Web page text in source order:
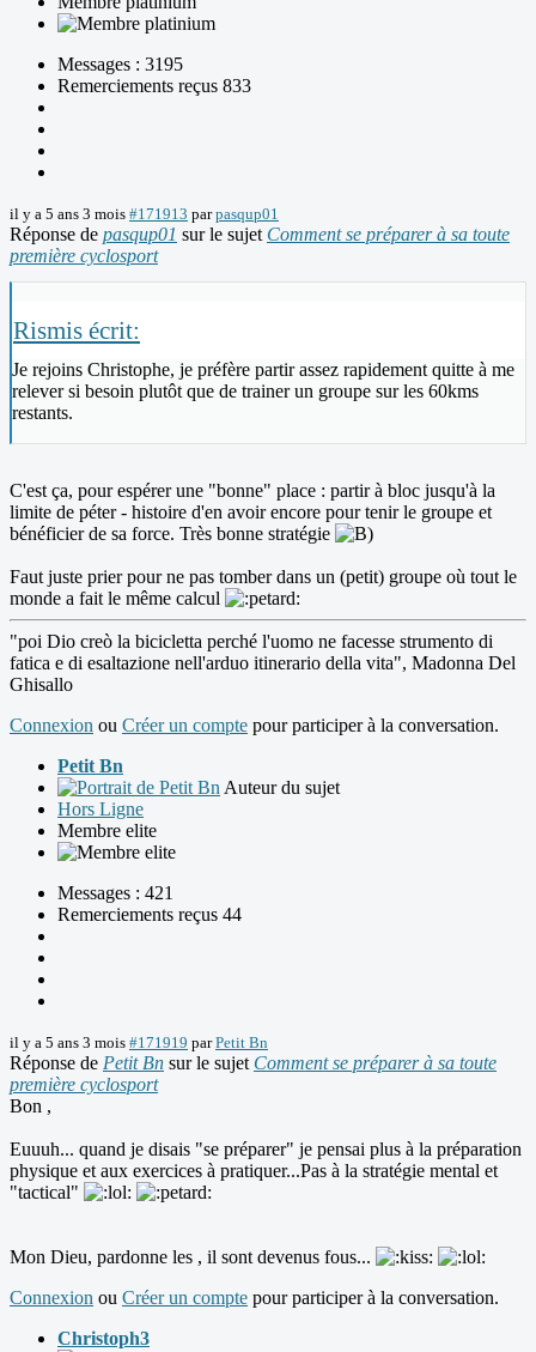
Messages : 3195
Remerciements reçus 833
il y a 5 ans 3 mois #171913 parpasqup01
Réponse de pasqup01 sur le sujet Comment se préparer à sa toute
première cyclosport
Rismis écrit:
Je rejoins Christophe, je préfère partir assez rapidement quitte à me
relever si besoin plutôt que de trainer un groupe sur les 60kms
restants.
C'est ça, pour espérer une "bonne" place : partir à bloc jusqu'à la
limite de péter - histoire d'en avoir encore pour tenir le groupe et
bénéficier de sa force. Très bonne stratégie
Faut juste prier pour ne pas tomber dans un (petit) groupe où tout le
monde a fait le même calcul
"poi Dio creò la bicicletta perché l'uomo ne facesse strumento di
fatica e di esaltazione nell'arduo itinerario della vita", Madonna Del
Ghisallo
Connexion ou Créer un compte pour participer à la conversation.
Petit Bn
Auteur du sujet
Hors Ligne
Membre elite
Messages : 421
Remerciements reçus 44
il y a 5 ans 3 mois #171919 parPetit Bn
Réponse de Petit Bn sur le sujet Comment se préparer à sa toute
première cyclosport
Bon ,
Euuuh... quand je disais "se préparer" je pensai plus à la préparation
physique et aux exercices à pratiquer...Pas à la stratégie mental et
"tactical"
Mon Dieu, pardonne les , il sont devenus fous...
Connexion ou Créer un compte pour participer à la conversation.
Christoph3